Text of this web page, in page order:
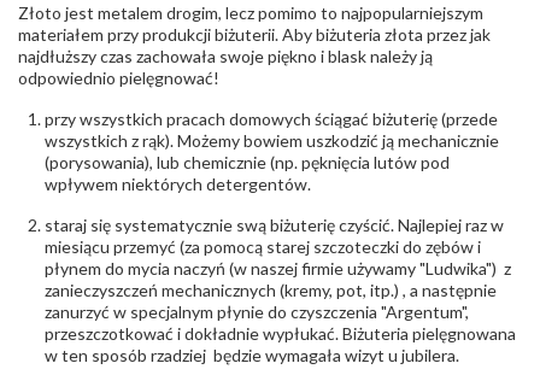
Szlif:
Brylantowy okrągły
Liczba
diamentów
0.020 ct - 2 szt., 0.015 ct - 4 szt.,0.010 ct - 2
szt.,0.030 ct - 14 szt.
Liczba
diamentów
(łącznie)
Masa
diamentów
(łącznie):
0.54 ct
Barwa
Czystość:
POZOSTAŁE KAMIENIE
Rodzaje
kamieni:
Cytryn
Liczba kamieni:
Cytryn - 1 szt.
Złoto jest metalem drogim, lecz pomimo to najpopularniejszym
materiałem przy produkcji biżuterii. Aby biżuteria złota przez jak
najdłuższy czas zachowała swoje piękno i blask należy ją
odpowiednio pielęgnować!
przy wszystkich pracach domowych ściągać biżuterię (przede
wszystkich z rąk). Możemy bowiem uszkodzić ją mechanicznie
(porysowania), lub chemicznie (np. pęknięcia lutów pod
wpływem niektórych detergentów.
staraj się systematycznie swą biżuterię czyścić. Najlepiej raz w
miesiącu przemyć (za pomocą starej szczoteczki do zębów i
płynem do mycia naczyń (w naszej firmie używamy "Ludwika") z
zanieczyszczeń mechanicznych (kremy, pot, itp.) , a następnie
zanurzyć w specjalnym płynie do czyszczenia "Argentum",
przeszczotkować i dokładnie wypłukać. Biżuteria pielęgnowana
w ten sposób rzadziej będzie wymagała wizyt u jubilera.